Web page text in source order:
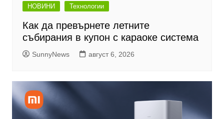
НОВИНИ Технологии
Как да превърнете летните
събирания в купон с караоке система
SunnyNews август 6, 2026